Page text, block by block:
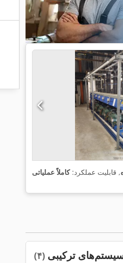
, قابلیت عملکرد:کاملاً عملیاتی
ترکیبی (۴)